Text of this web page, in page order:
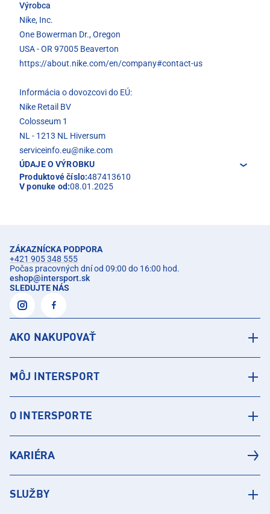
Výrobca
Nike, Inc.
One Bowerman Dr., Oregon
USA - OR 97005 Beaverton
https://about.nike.com/en/company#contact-us
Informácia o dovozcovi do EÚ:
Nike Retail BV
Colosseum 1
NL - 1213 NL Hiversum
serviceinfo.eu@nike.com
ÚDAJE O VÝROBKU
Produktové číslo:487413610
V ponuke od:08.01.2025
ZÁKAZNÍCKA PODPORA
+421 905 348 555
Počas pracovných dní od 09:00 do 16:00 hod.
eshop@intersport.sk
SLEDUJTE NÁS
AKO NAKUPOVAŤ
MÔJ INTERSPORT
O INTERSPORTE
KARIÉRA
SLUŽBY